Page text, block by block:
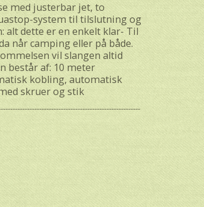
med justerbar jet, to
system til tilslutning og
alt dette er en enkelt klar- Til
når camping eller på både.
vil slangen altid
består af: 10 meter
kobling, automatisk
skruer og stik